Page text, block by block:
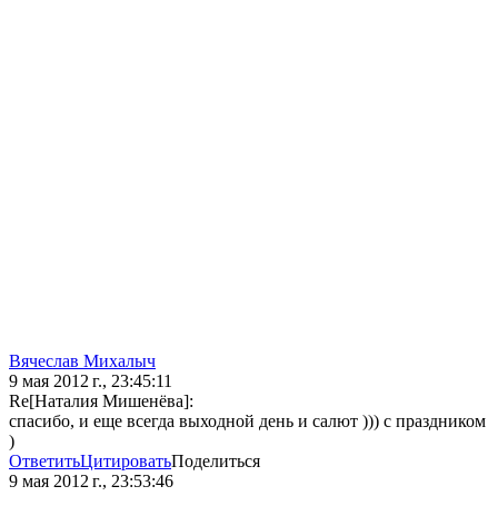
Вячеслав Михалыч
9 мая 2012 г., 23:45:11
Re[Наталия Мишенёва]:
спасибо, и еще всегда выходной день и салют ))) с праздником
)
ОтветитьЦитироватьПоделиться
9 мая 2012 г., 23:53:46